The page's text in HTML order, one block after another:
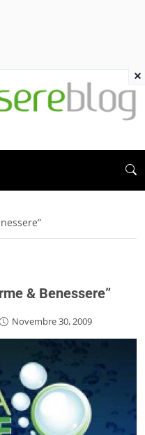
& Benessere”
Novembre 30, 2009
×